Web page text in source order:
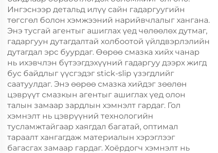
Ингэснээр детальд илүү сайн гадаргуугийн
төгсгөл болон хэмжээний нарийвчлалыг хангана.
Энэ тусгай агентыг ашиглах үед чөлөөлөх дутмаг,
гадаргуун дутагдалтай холбоотой үйлдвэрлэлийн
дутагдал эрс буурдаг. Өөрөө смазка хийх чанар
нь ихэвчлэн бүтээгдэхүүний гадаргуу дээрх жигд
бус байдлыг үүсгэдэг stick-slip үзэгдлийг
саатуулдаг. Энэ өөрөө смазка хийдэг зөөлөн
цэврүүт смазкын агентыг ашиглах үед олон
талын замаар зардлын хэмнэлт гардаг. Гол
хэмнэлт нь цэврүүний технологийн
тусламжтайгаар хаягдал багатай, оптимал
тараалт хангагдаж материалын хэрэглээг
багасгах замаар гардаг. Хоёрдогч хэмнэлт нь